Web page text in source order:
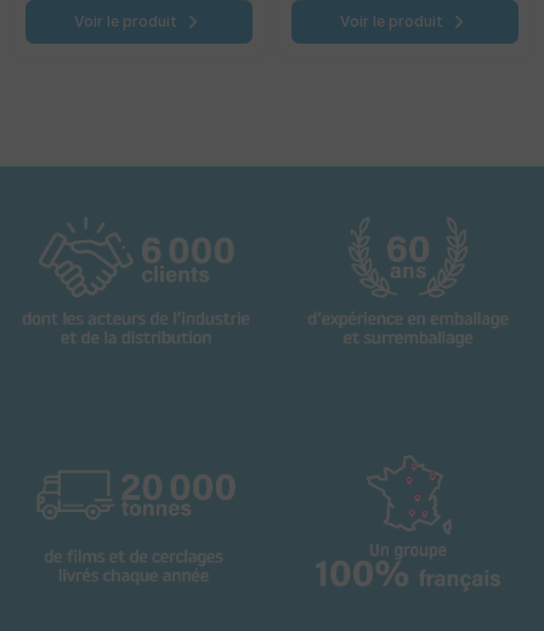
Voir le produit Voir le produit